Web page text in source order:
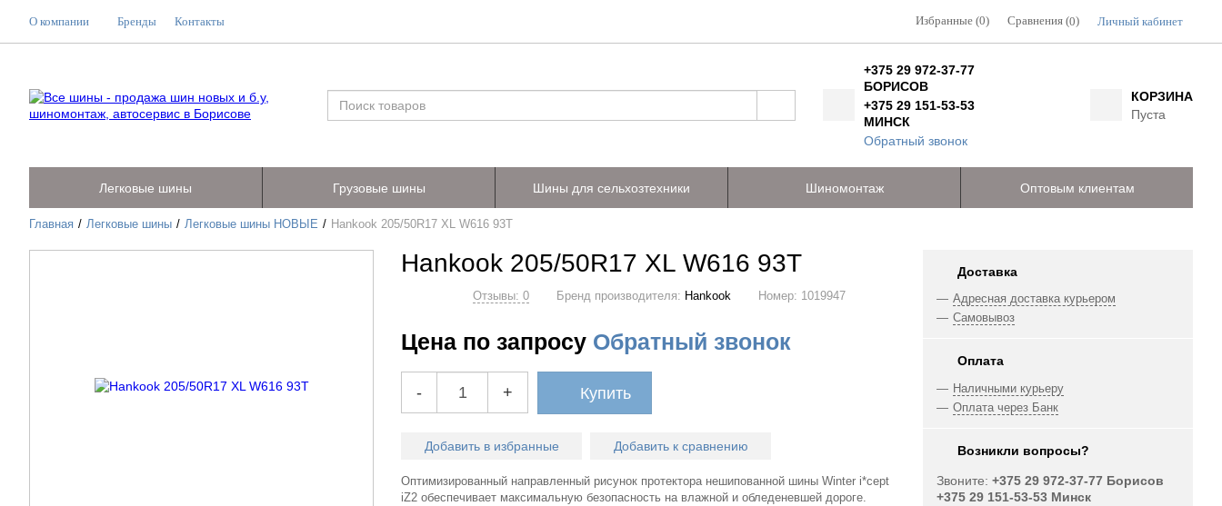
О компании Бренды Контакты Избранные (0) Сравнения (0) Личный кабинет
+375 29 972-37-77
БОРИСОВ
+375 29 151-53-53
МИНСК
Обратный звонок
КОРЗИНА
Пуста
Легковые шины Грузовые шины Шины для сельхозтехники Шиномонтаж Оптовым клиентам
Главная Легковые шины Легковые шины НОВЫЕ Hankook 205/50R17 XL W616 93T
Hankook 205/50R17 XL W616 93T
Отзывы: 0 Бренд производителя: Hankook Номер: 1019947
Цена по запросу Обратный звонок
- + Купить
Добавить в избранные Добавить к сравнению
Оптимизированный направленный рисунок протектора нешипованной шины Winter i*cept
iZ2 обеспечивает максимальную безопасность на влажной и обледеневшей дороге.
Доставка
Адресная доставка курьером
Самовывоз
Оплата
Наличными курьеру
Оплата через Банк
Возникли вопросы?
Звоните: +375 29 972-37-77 Борисов
+375 29 151-53-53 Минск